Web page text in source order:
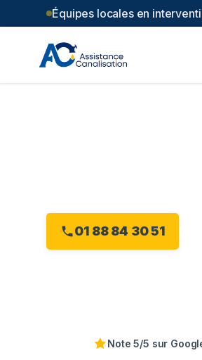
Équipes locales en
01 88 84 30 51
Note 5/5 sur